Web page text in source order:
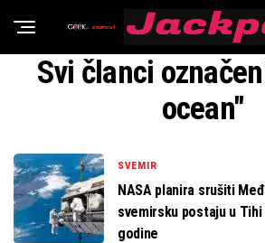
Znanost
Svi članci
ocean"
SVEMIR
NASA planira srušiti
svemirsku postaju u Tihi
godine